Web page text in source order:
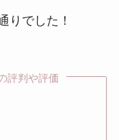
りでした！
評判や評価